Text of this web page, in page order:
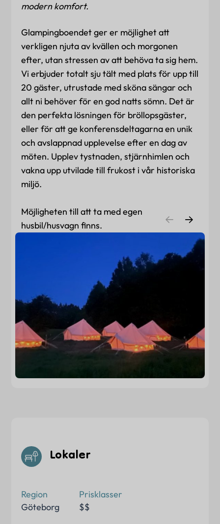
modern komfort.
Glampingboendet ger er möjlighet att
verkligen njuta av kvällen och morgonen
efter, utan stressen av att behöva ta sig hem.
Vi erbjuder totalt sju tält med plats för upp till
20 gäster, utrustade med sköna sängar och
allt ni behöver för en god natts sömn. Det är
den perfekta lösningen för bröllopsgäster,
eller för att ge konferensdeltagarna en unik
och avslappnad upplevelse efter en dag av
möten. Upplev tystnaden, stjärnhimlen och
vakna upp utvilade till frukost i vår historiska
miljö.
Möjligheten till att ta med egen
husbil/husvagn finns.
Lokaler
Region
Göteborg
Prisklasser
$$